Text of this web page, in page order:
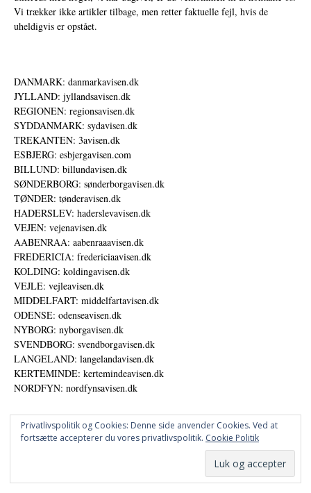
Vi trækker ikke artikler tilbage, men retter faktuelle fejl, hvis de
uheldigvis er opstået.
DANMARK: danmarkavisen.dk
JYLLAND: jyllandsavisen.dk
REGIONEN: regionsavisen.dk
SYDDANMARK: sydavisen.dk
TREKANTEN: 3avisen.dk
ESBJERG: esbjergavisen.com
BILLUND: billundavisen.dk
SØNDERBORG: sønderborgavisen.dk
TØNDER: tønderavisen.dk
HADERSLEV: haderslevavisen.dk
VEJEN: vejenavisen.dk
AABENRAA: aabenraaavisen.dk
FREDERICIA: fredericiaavisen.dk
KOLDING: koldingavisen.dk
VEJLE: vejleavisen.dk
MIDDELFART: middelfartavisen.dk
ODENSE: odenseavisen.dk
NYBORG: nyborgavisen.dk
SVENDBORG: svendborgavisen.dk
LANGELAND: langelandavisen.dk
KERTEMINDE: kertemindeavisen.dk
NORDFYN: nordfynsavisen.dk
© DANSKE DIGITALE MEDIER A/S - NYHEDER, ANALYSER OG PERSPEKTIVER
Privatlivspolitik og Cookies: Denne side anvender Cookies. Ved at
fortsætte accepterer du vores privatlivspolitik. Cookie Politik